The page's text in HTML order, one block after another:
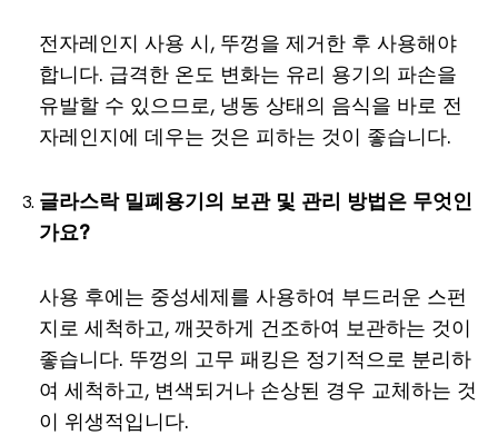
전자레인지 사용 시, 뚜껑을 제거한 후 사용해야
합니다. 급격한 온도 변화는 유리 용기의 파손을
유발할 수 있으므로, 냉동 상태의 음식을 바로 전
자레인지에 데우는 것은 피하는 것이 좋습니다.
글라스락 밀폐용기의 보관 및 관리 방법은 무엇인
가요?
사용 후에는 중성세제를 사용하여 부드러운 스펀
지로 세척하고, 깨끗하게 건조하여 보관하는 것이
좋습니다. 뚜껑의 고무 패킹은 정기적으로 분리하
여 세척하고, 변색되거나 손상된 경우 교체하는 것
이 위생적입니다.